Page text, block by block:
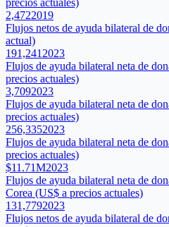
precios actuales)
2,4722019
Flujos netos de ayuda bilateral de
actual)
191,241 2023
Flujos de ayuda bilateral neta de
precios actuales)
3,7092023
Flujos de ayuda bilateral neta de
precios actuales)
256,3352023
Flujos de ayuda bilateral neta de
precios actuales)
$11.71M2023
Flujos de ayuda bilateral neta de
Corea (US$ a precios actuales)
131,7792023
Flujos netos de ayuda bilateral de